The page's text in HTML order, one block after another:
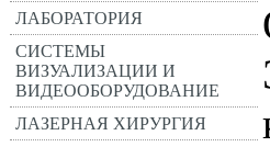
ЛАБОРАТОРИЯ
СИСТЕМЫ
ВИЗУАЛИЗАЦИИ И
ВИДЕООБОРУДОВАНИЕ
ЛАЗЕРНАЯ ХИРУРГИЯ